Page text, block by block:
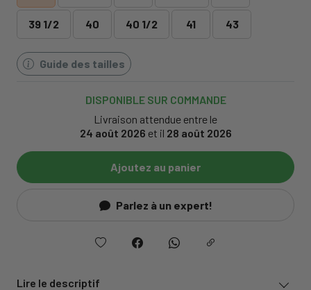
39 1/2 40 40 1/2 41 43
Guide des tailles
DISPONIBLE SUR COMMANDE
Livraison attendue entre le
24 août 2026 et il 28 août 2026
Ajoutez au panier
Parlez à un expert!
Lire le descriptif